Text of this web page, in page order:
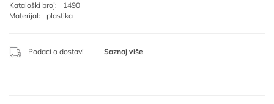
Kataloški broj:
1490
Materijal:
plastika
Podaci o dostavi Saznaj više